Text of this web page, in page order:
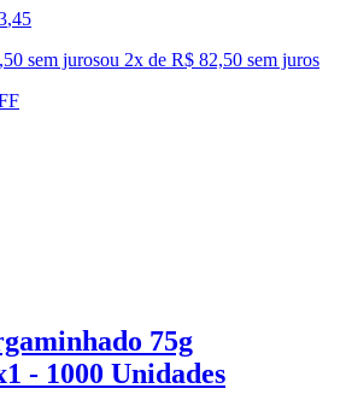
,45
sem jurosou 2x de R$ 82,50 sem juros
75g
- 1000 Unidades